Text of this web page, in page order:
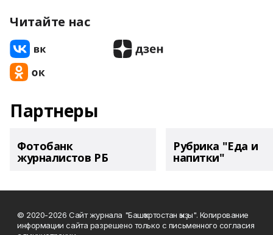
Читайте нас
Партнеры
Фотобанк
журналистов РБ
Рубрика "Еда и
напитки"
© 2020-2026 Сайт журнала "Башҡортостан ҡыҙы". Копирование
информации сайта разрешено только с письменного согласия